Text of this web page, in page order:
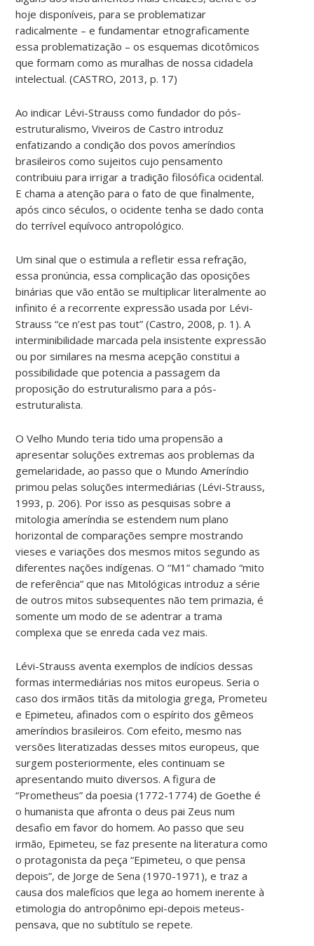
hoje disponíveis, para se problematizar
radicalmente – e fundamentar etnograficamente
essa problematização – os esquemas dicotômicos
que formam como as muralhas de nossa cidadela
intelectual. (CASTRO, 2013, p. 17)
Ao indicar Lévi-Strauss como fundador do pós-
estruturalismo, Viveiros de Castro introduz
enfatizando a condição dos povos ameríndios
brasileiros como sujeitos cujo pensamento
contribuiu para irrigar a tradição filosófica ocidental.
E chama a atenção para o fato de que finalmente,
após cinco séculos, o ocidente tenha se dado conta
do terrível equívoco antropológico.
Um sinal que o estimula a refletir essa refração,
essa pronúncia, essa complicação das oposições
binárias que vão então se multiplicar literalmente ao
infinito é a recorrente expressão usada por Lévi-
Strauss “ce n’est pas tout” (Castro, 2008, p. 1). A
interminibilidade marcada pela insistente expressão
ou por similares na mesma acepção constitui a
possibilidade que potencia a passagem da
proposição do estruturalismo para a pós-
estruturalista.
O Velho Mundo teria tido uma propensão a
apresentar soluções extremas aos problemas da
gemelaridade, ao passo que o Mundo Ameríndio
primou pelas soluções intermediárias (Lévi-Strauss,
1993, p. 206). Por isso as pesquisas sobre a
mitologia ameríndia se estendem num plano
horizontal de comparações sempre mostrando
vieses e variações dos mesmos mitos segundo as
diferentes nações indígenas. O “M1” chamado “mito
de referência” que nas Mitológicas introduz a série
de outros mitos subsequentes não tem primazia, é
somente um modo de se adentrar a trama
complexa que se enreda cada vez mais.
Lévi-Strauss aventa exemplos de indícios dessas
formas intermediárias nos mitos europeus. Seria o
caso dos irmãos titãs da mitologia grega, Prometeu
e Epimeteu, afinados com o espírito dos gêmeos
ameríndios brasileiros. Com efeito, mesmo nas
versões literatizadas desses mitos europeus, que
surgem posteriormente, eles continuam se
apresentando muito diversos. A figura de
“Prometheus” da poesia (1772-1774) de Goethe é
o humanista que afronta o deus pai Zeus num
desafio em favor do homem. Ao passo que seu
irmão, Epimeteu, se faz presente na literatura como
o protagonista da peça “Epimeteu, o que pensa
depois”, de Jorge de Sena (1970-1971), e traz a
causa dos malefícios que lega ao homem inerente à
etimologia do antropônimo epi-depois meteus-
pensava, que no subtítulo se repete.